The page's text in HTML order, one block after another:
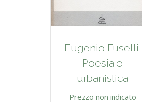
Eugenio Fuselli.
Poesia e
urbanistica
Prezzo non indicato